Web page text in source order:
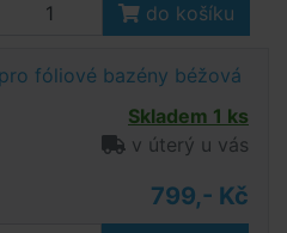
do košíku
fóliové bazény béžová
Skladem 1 ks
v úterý u vás
799,- Kč